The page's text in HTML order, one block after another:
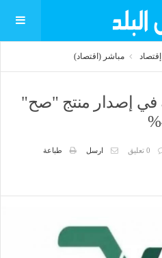
إقتصاد مباشر (اقتصاد)
في إصدار منتج "صح"
0 تعليق ارسل
طباعة